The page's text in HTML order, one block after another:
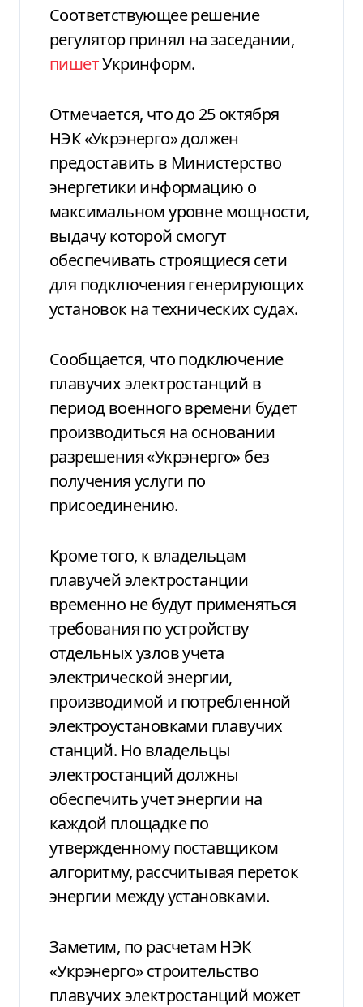
Соответствующее решение
регулятор принял на заседании,
пишетУкринформ.
Отмечается, что до 25 октября
НЭК «Укрэнерго» должен
предоставить в Министерство
энергетики информацию о
максимальном уровне мощности,
выдачу которой смогут
обеспечивать строящиеся сети
для подключения генерирующих
установок на технических судах.
Сообщается, что подключение
плавучих электростанций в
период военного времени будет
производиться на основании
разрешения «Укрэнерго» без
получения услуги по
присоединению.
Кроме того, к владельцам
плавучей электростанции
временно не будут применяться
требования по устройству
отдельных узлов учета
электрической энергии,
производимой и потребленной
электроустановками плавучих
станций. Но владельцы
электростанций должны
обеспечить учет энергии на
каждой площадке по
утвержденному поставщиком
алгоритму, рассчитывая переток
энергии между установками.
Заметим, по расчетам НЭК
«Укрэнерго» строительство
плавучих электростанций может